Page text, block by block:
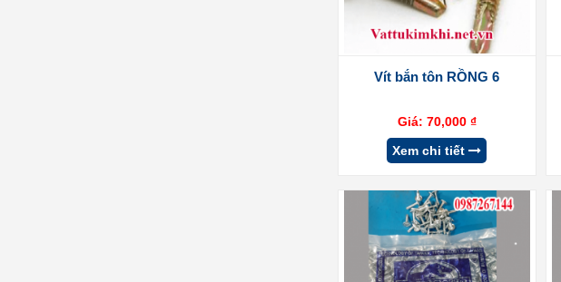
Vít bắn tôn RỒNG 6
Giá: 70,000 ₫
Xem chi tiết